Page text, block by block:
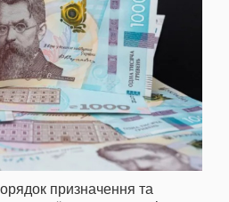
призначення та